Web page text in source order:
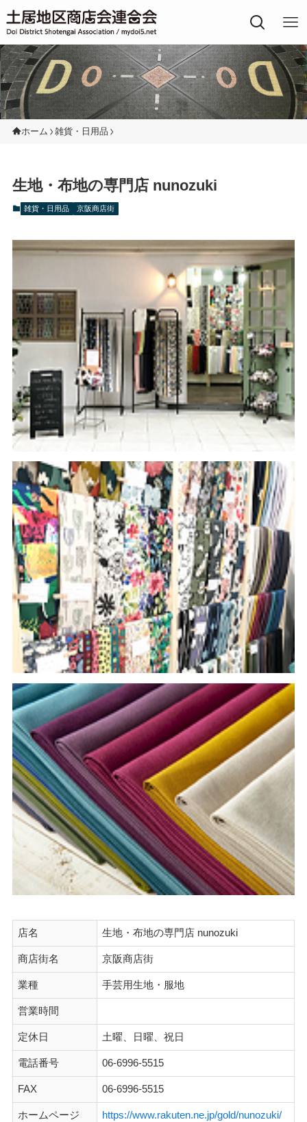
土居地区の商店街
ホーム 雑貨・日用品
生地・布地の専門店 nunozuki
雑貨・日用品 京阪商店街
店名 生地・布地の専門店 nunozuki
商店街名 京阪商店街
業種 手芸用生地・服地
営業時間
定休日 土曜、日曜、祝日
電話番号 06-6996-5515
FAX 06-6996-5515
ホームページ https://www.rakuten.ne.jp/gold/nunozuki/